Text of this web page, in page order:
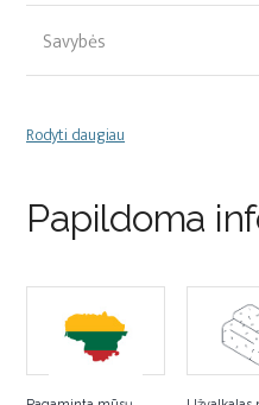
Savybės
Rodyti daugiau
Papildoma